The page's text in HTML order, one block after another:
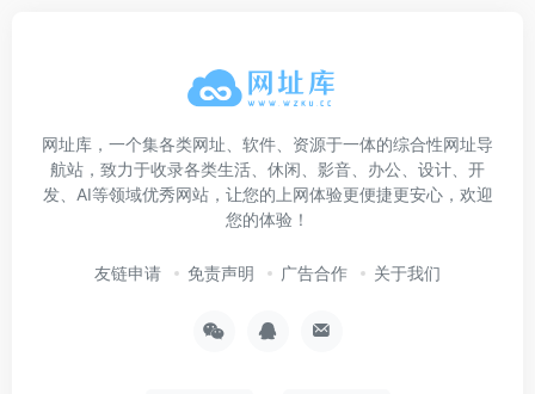
网址库，一个集各类网址、软件、资源于一体的综合性网址导
航站，致力于收录各类生活、休闲、影音、办公、设计、开
发、AI等领域优秀网站，让您的上网体验更便捷更安心，欢迎
您的体验！
友链申请 免责声明 广告合作 关于我们